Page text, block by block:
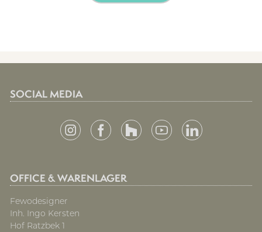
SOCIAL MEDIA
OFFICE & WARENLAGER
Fewodesigner
Inh. Ingo Kersten
Hof Ratzbek 1